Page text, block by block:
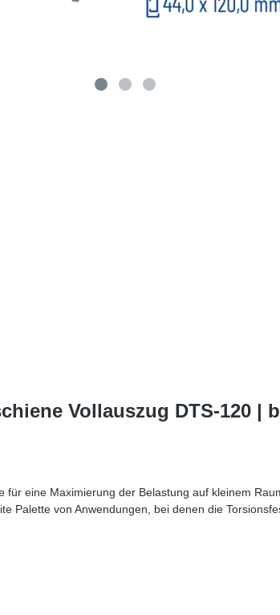
Vollauszug DTS-120 |
eine Maximierung der Belastung auf kleinem
Palette von Anwendungen, bei denen die